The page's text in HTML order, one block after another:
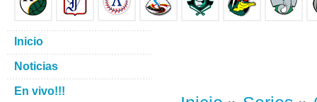
Inicio
Noticias
En vivo!!!